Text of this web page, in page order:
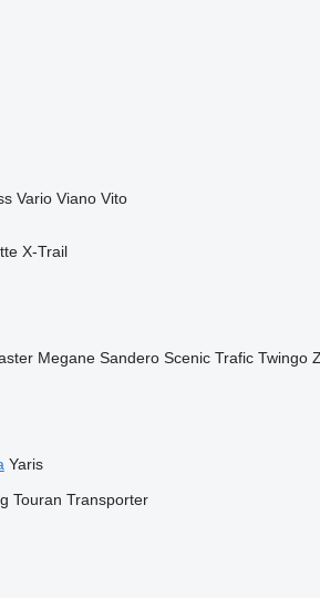
Vario Viano Vito
X-Trail
Megane Sandero Scenic Trafic Twingo
Yaris
Touran Transporter